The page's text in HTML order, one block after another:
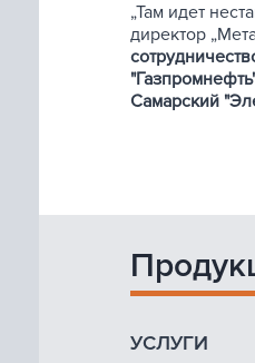
„Там идет
директор
Самарский
УСЛУГИ